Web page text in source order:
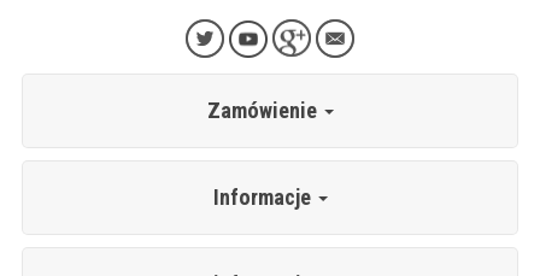
Zamówienie
Informacje